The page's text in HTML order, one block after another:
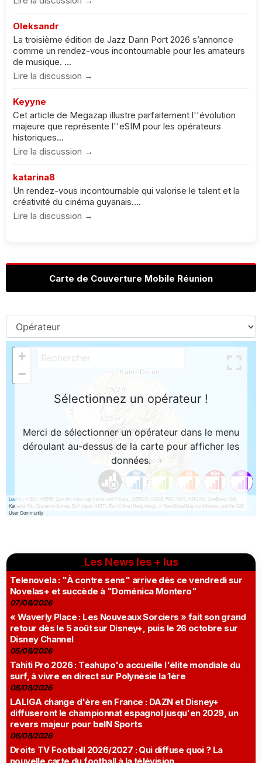
Oleksandr
La troisième édition de Jazz Dann Port 2026 s’annonce
comme un rendez-vous incontournable pour les amateurs
de musique. ...
Lire la discussion →
Keyyne
Cet article de Megazap illustre parfaitement l''évolution
majeure que représente l''eSIM pour les opérateurs
historiques...
Lire la discussion →
katarina8
Un rendez-vous incontournable qui valorise le talent et la
créativité du cinéma guyanais....
Lire la discussion →
Carte de Couverture Mobile Réunion
Les News les + lus
Telenovela : "À contre sens" arrive dès ce vendredi sur
Novelas+ et succède à "Doménica Montero"
07/08/2026
« Waverly Place : Les Nouveaux Sorciers » fait son grand
retour dès le 5 août sur Disney+, puis le 26 octobre sur
Disney Channel
05/08/2026
Tahiti Pro 2026 : Teahupo'o accueille l'élite mondiale du
surf, à vivre en direct sur Polynésie la 1ère
08/08/2026
LALIGA change d'ère en France : DAZN et Disney+
diffuseront le championnat espagnol jusqu'en 2029, un
revers majeur pour beIN Sports
06/08/2026
Droits TV Football 2026/2027 : Qui diffuse quoi ? La